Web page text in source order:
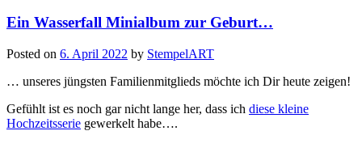
Ein Wasserfall Minialbum zur Geburt…
Posted on 6. April 2022 by StempelART
… unseres jüngsten Familienmitglieds möchte ich Dir heute zeigen!
Gefühlt ist es noch gar nicht lange her, dass ich diese kleine
Hochzeitsserie gewerkelt habe….